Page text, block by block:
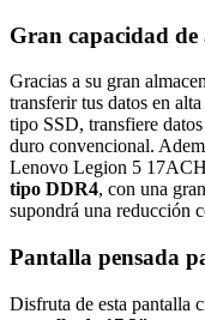
Gran capacidad de
Gracias a su gran
transferir tus datos en
tipo SSD, transfiere datos
duro convencional.
Lenovo Legion 5
tipo DDR4, con una
supondrá una reducción
Pantalla pensada
Disfruta de esta pantalla